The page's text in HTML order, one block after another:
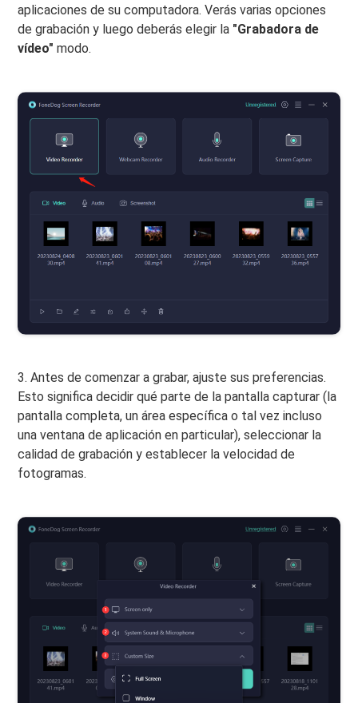
aplicaciones de su computadora. Verás varias opciones
de grabación y luego deberás elegir la "Grabadora de
vídeo" modo.
3. Antes de comenzar a grabar, ajuste sus preferencias.
Esto significa decidir qué parte de la pantalla capturar (la
pantalla completa, un área específica o tal vez incluso
una ventana de aplicación en particular), seleccionar la
calidad de grabación y establecer la velocidad de
fotogramas.